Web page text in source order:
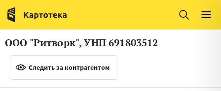
Италия
Люксембург
Литва
Нидерланды
ООО "Ритворк", УНП 691803512
Следить за контрагентом